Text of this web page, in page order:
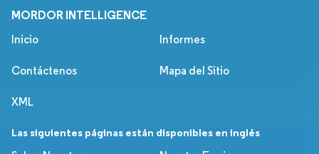
MORDOR INTELLIGENCE
Inicio Informes
Contáctenos Mapa del Sitio
XML
Las siguientes páginas están disponibles en inglés